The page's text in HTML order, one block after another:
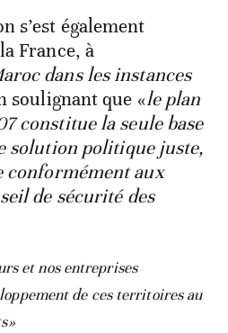
s’est également
France, à
dans les instances
soulignant que «le plan
constitue la seule base
solution politique juste,
conformément aux
de sécurité des
et nos entreprises
de ces territoires au